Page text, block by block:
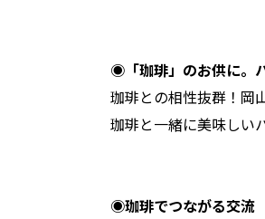
◉「珈琲」のお供に。
珈琲との相性抜群！岡
珈琲と⼀緒に美味しい
◉珈琲でつながる交流